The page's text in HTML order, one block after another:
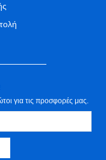
για τις προσφορές μας.